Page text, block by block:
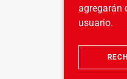
agregarán
usuario.